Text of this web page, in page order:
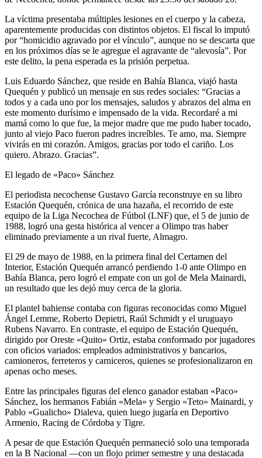
La víctima presentaba múltiples lesiones en el cuerpo y la cabeza,
aparentemente producidas con distintos objetos. El fiscal lo imputó
por “homicidio agravado por el vínculo”, aunque no se descarta que
en los próximos días se le agregue el agravante de “alevosía”. Por
este delito, la pena esperada es la prisión perpetua.
Luis Eduardo Sánchez, que reside en Bahía Blanca, viajó hasta
Quequén y publicó un mensaje en sus redes sociales: “Gracias a
todos y a cada uno por los mensajes, saludos y abrazos del alma en
este momento durísimo e impensado de la vida. Recordaré a mi
mamá como lo que fue, la mejor madre que me pudo haber tocado,
junto al viejo Paco fueron padres increíbles. Te amo, ma. Siempre
vivirás en mi corazón. Amigos, gracias por todo el cariño. Los
quiero. Abrazo. Gracias”.
El legado de «Paco» Sánchez
El periodista necochense Gustavo García reconstruye en su libro
Estación Quequén, crónica de una hazaña, el recorrido de este
equipo de la Liga Necochea de Fútbol (LNF) que, el 5 de junio de
1988, logró una gesta histórica al vencer a Olimpo tras haber
eliminado previamente a un rival fuerte, Almagro.
El 29 de mayo de 1988, en la primera final del Certamen del
Interior, Estación Quequén arrancó perdiendo 1-0 ante Olimpo en
Bahía Blanca, pero logró el empate con un gol de Mela Mainardi,
un resultado que les dejó muy cerca de la gloria.
El plantel bahiense contaba con figuras reconocidas como Miguel
Ángel Lemme, Roberto Depietri, Raúl Schmidt y el uruguayo
Rubens Navarro. En contraste, el equipo de Estación Quequén,
dirigido por Oreste «Quito» Ortiz, estaba conformado por jugadores
con oficios variados: empleados administrativos y bancarios,
camioneros, ferreteros y carniceros, quienes se profesionalizaron en
apenas ocho meses.
Entre las principales figuras del elenco ganador estaban «Paco»
Sánchez, los hermanos Fabián «Mela» y Sergio «Teto» Mainardi, y
Pablo «Gualicho» Dialeva, quien luego jugaría en Deportivo
Armenio, Racing de Córdoba y Tigre.
A pesar de que Estación Quequén permaneció solo una temporada
en la B Nacional —con un flojo primer semestre y una destacada